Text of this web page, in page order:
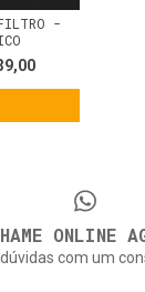
-
ONLINE
com um